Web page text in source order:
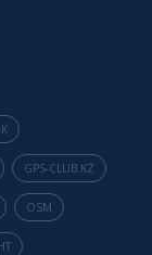
GPS-CLUB.KZ
OSM